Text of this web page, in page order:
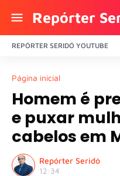
Repórter
REPÓRTER SERIDÓ YOUTUBE
Página inicial
Homem é
e puxar
cabelos em
Repórter Seridó
12:34